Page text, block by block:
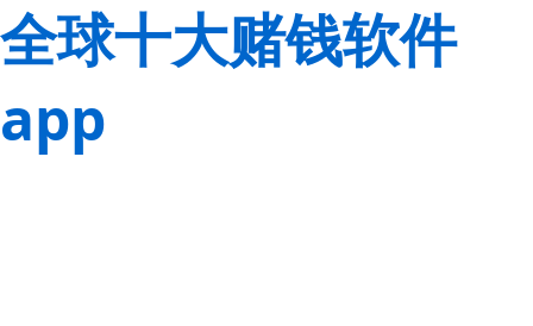
全球十大赌钱软件
app